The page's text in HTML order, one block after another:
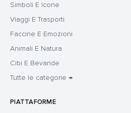
Simboli E Icone
Viaggi E Trasporti
Faccine E Emozioni
Animali E Natura
Cibi E Bevande
Tutte le categorie →
PIATTAFORME